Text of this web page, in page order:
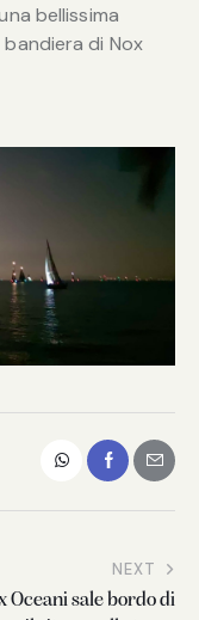
bellissima
di Nox
NEXT
Oceani sale bordo di